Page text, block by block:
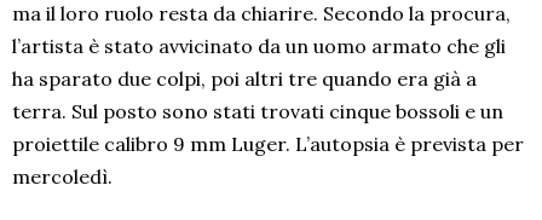
ma il loro ruolo resta da chiarire. Secondo la procura,
l’artista è stato avvicinato da un uomo armato che gli
ha sparato due colpi, poi altri tre quando era già a
terra. Sul posto sono stati trovati cinque bossoli e un
proiettile calibro 9 mm Luger. L’autopsia è prevista per
mercoledì.